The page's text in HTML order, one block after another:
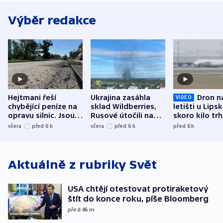
Výběr redakce
Hejtmani řeší
chybějící peníze na
opravu silnic. Jsou
nenárokové, namítá
včera před 6 h
Ukrajina zasáhla
sklad Wildberries,
Rusové útočili na
trh, hasiče či
včera před 6 h
VIDEO
Dron
letišti u
skoro kilo
indicie
před 6h
Aktuálně z rubriky Svět
USA chtějí otestovat protiraketový
štít do konce roku, píše Bloomberg
před 46 m